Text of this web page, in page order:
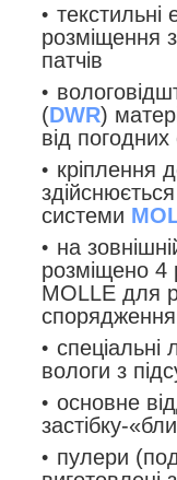
текстильні
розміщення
патчів
(DWR)
від погодних
кріплення
системи
на
розміщено 4
MOLLE для
спорядження
вологи з
основне
застібку-
пулери